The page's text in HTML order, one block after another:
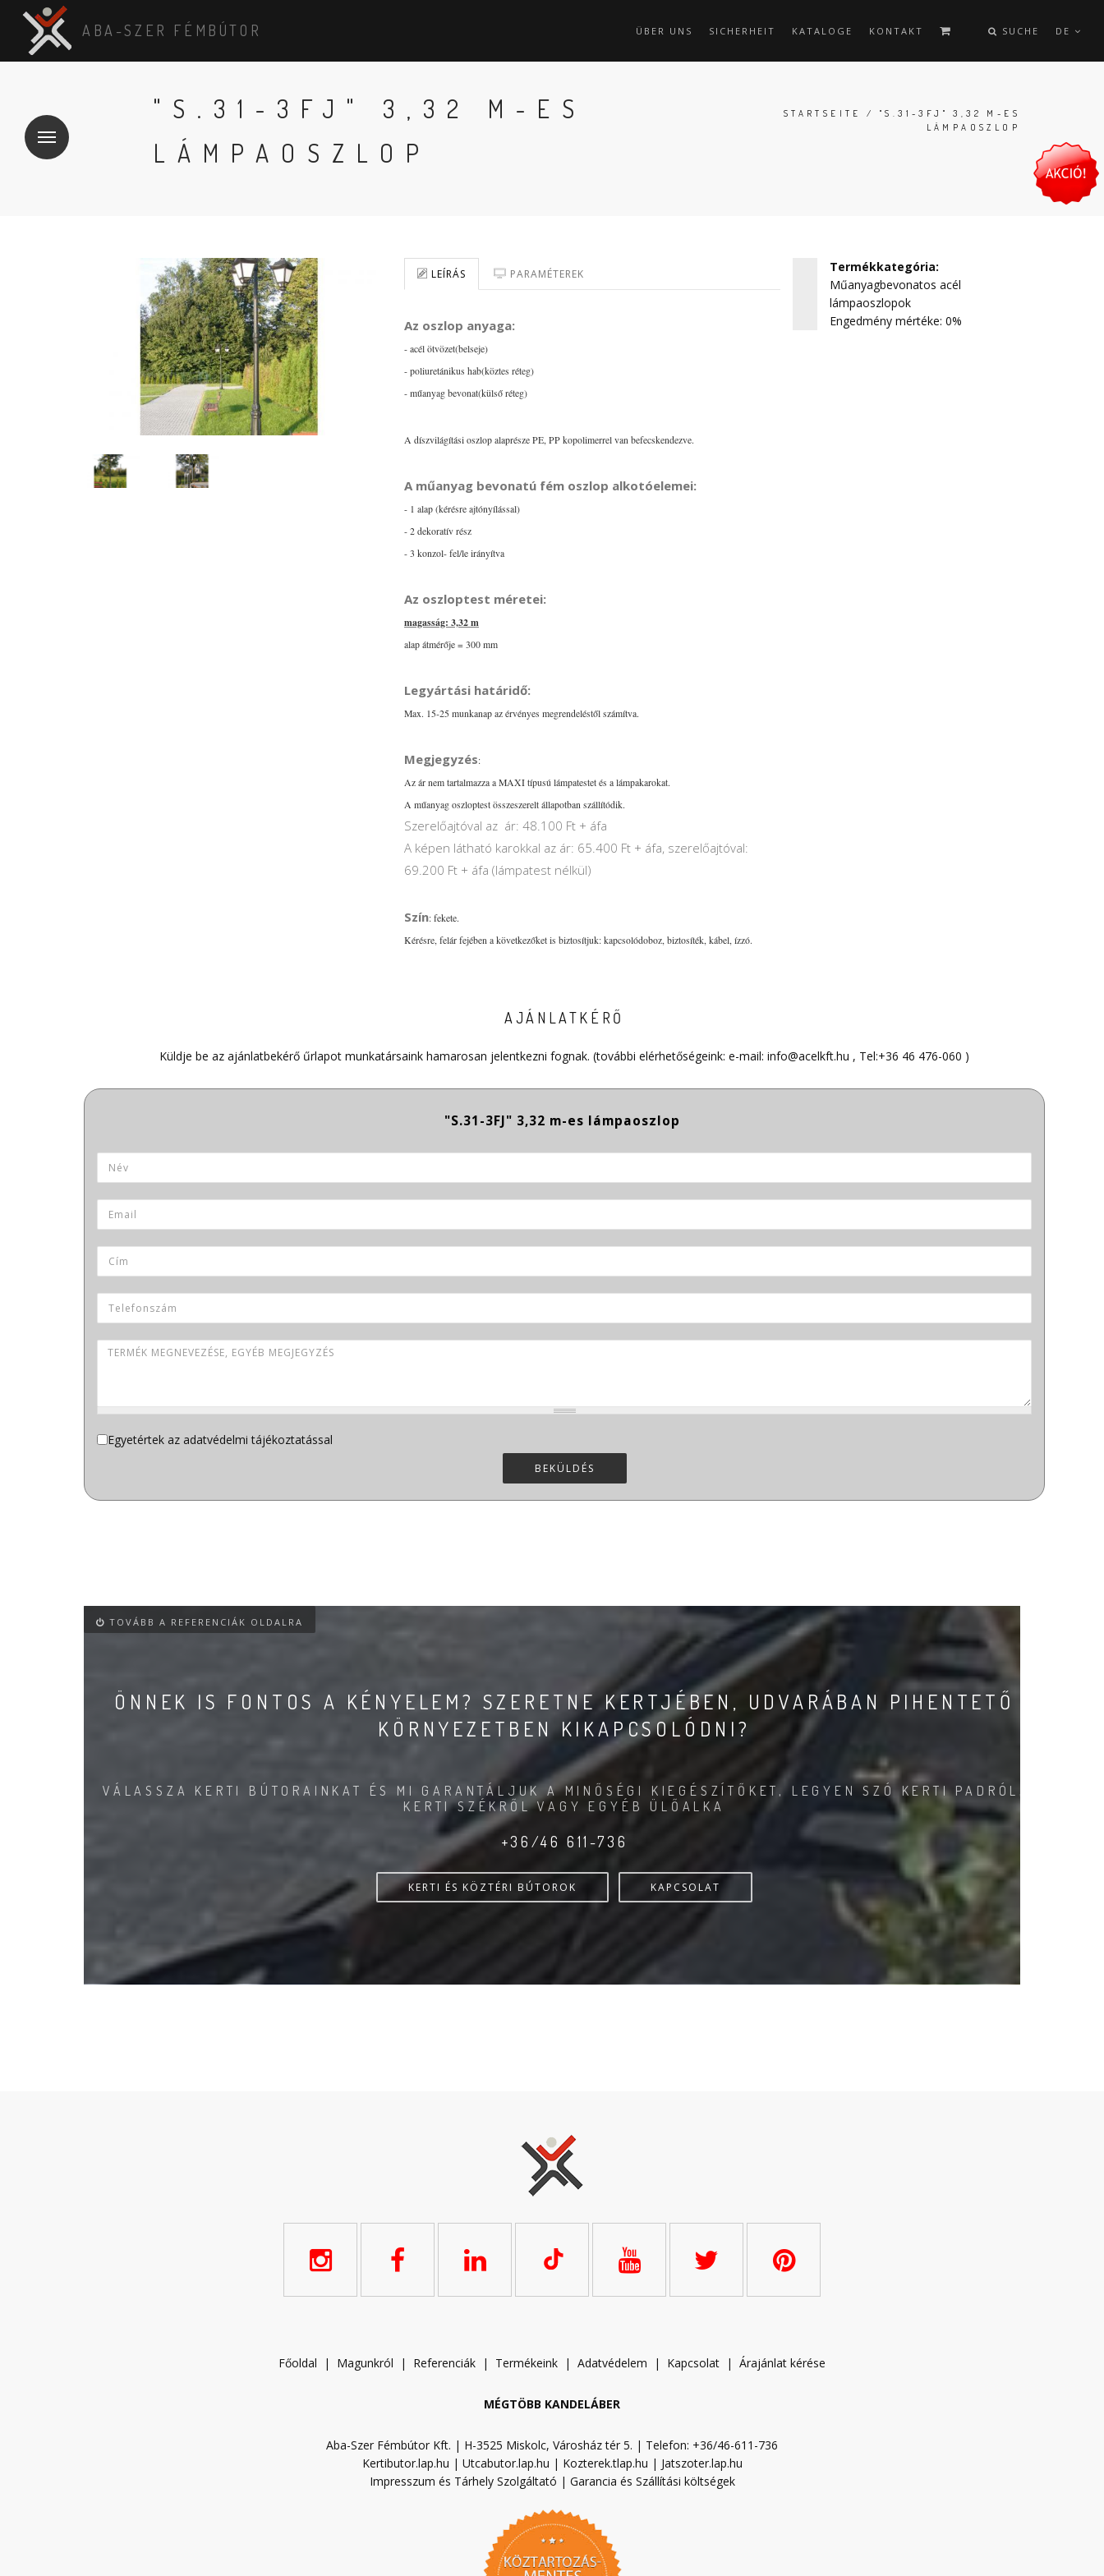
ÜBER UNS SICHERHEIT KATALOGE KONTAKT SUCHE DE
ABA-SZER FÉMBÚTOR
"S.31-3FJ" 3,32 M-ES
LÁMPAOSZLOP
STARTSEITE
/ "S.31-3FJ" 3,32 M-ES
LÁMPAOSZLOP
LEÍRÁS PARAMÉTEREK
Az oszlop anyaga:
- acél ötvözet(belseje)
- poliuretánikus hab(köztes réteg)
- műanyag bevonat(külső réteg)
A díszvilágítási oszlop alaprésze PE, PP kopolimerrel van befecskendezve.
A műanyag bevonatú fém oszlop alkotóelemei:
- 1 alap (kérésre ajtónyílással)
- 2 dekoratív rész
- 3 konzol- fel/le irányítva
Az oszloptest méretei:
magasság: 3,32 m
alap átmérője = 300 mm
Legyártási határidő:
Max. 15-25 munkanap az érvényes megrendeléstől számítva.
Megjegyzés:
Az ár nem tartalmazza a MAXI típusú lámpatestet és a lámpakarokat.
A műanyag oszloptest összeszerelt állapotban szállítódik.
Szerelőajtóval az ár: 48.100 Ft + áfa
A képen látható karokkal az ár: 65.400 Ft + áfa, szerelőajtóval:
69.200 Ft + áfa (lámpatest nélkül)
Szín: fekete.
Kérésre, felár fejében a következőket is biztosítjuk: kapcsolódoboz, biztosíték, kábel, ízzó.
Termékkategória:
Műanyagbevonatos acél
lámpaoszlopok
Engedmény mértéke: 0%
AJÁNLATKÉRŐ
Küldje be az ajánlatbekérő űrlapot munkatársaink hamarosan jelentkezni fognak. (további elérhetőségeink: e-mail: info@acelkft.hu , Tel:+36 46 476-060 )
Név
Email *
Cím
Telefonszám
Termék megnevezése, egyéb megjegyzés
Adatvédelem*
Egyetértek az adatvédelmi tájékoztatással
BEKÜLDÉS
TOVÁBB A REFERENCIÁK OLDALRA
ÖNNEK IS FONTOS A KÉNYELEM? SZERETNE KERTJÉBEN, UDVARÁBAN PIHENTETŐ
KÖRNYEZETBEN KIKAPCSOLÓDNI?
VÁLASSZA KERTI BÚTORAINKAT ÉS MI GARANTÁLJUK A MINŐSÉGI KIEGÉSZÍTŐKET, LEGYEN SZÓ KERTI PADRÓL,
KERTI SZÉKRŐL VAGY EGYÉB ÜLŐALKA
+36/46 611-736
KERTI ÉS KÖZTÉRI BÚTOROK KAPCSOLAT
Főoldal | Magunkról | Referenciák | Termékeink | Adatvédelem | Kapcsolat | Árajánlat kérése
MÉGTÖBB KANDELÁBER
Aba-Szer Fémbútor Kft. | H-3525 Miskolc, Városház tér 5. | Telefon: +36/46-611-736
Kertibutor.lap.hu | Utcabutor.lap.hu | Kozterek.tlap.hu | Jatszoter.lap.hu
Impresszum és Tárhely Szolgáltató | Garancia és Szállítási költségek